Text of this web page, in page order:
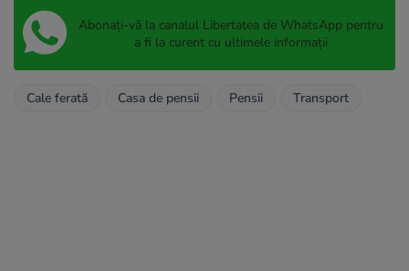
Abonați-vă la canalul Libertatea de WhatsApp pentru
a fi la curent cu ultimele informații
Cale ferată Casa de pensii Pensii Transport